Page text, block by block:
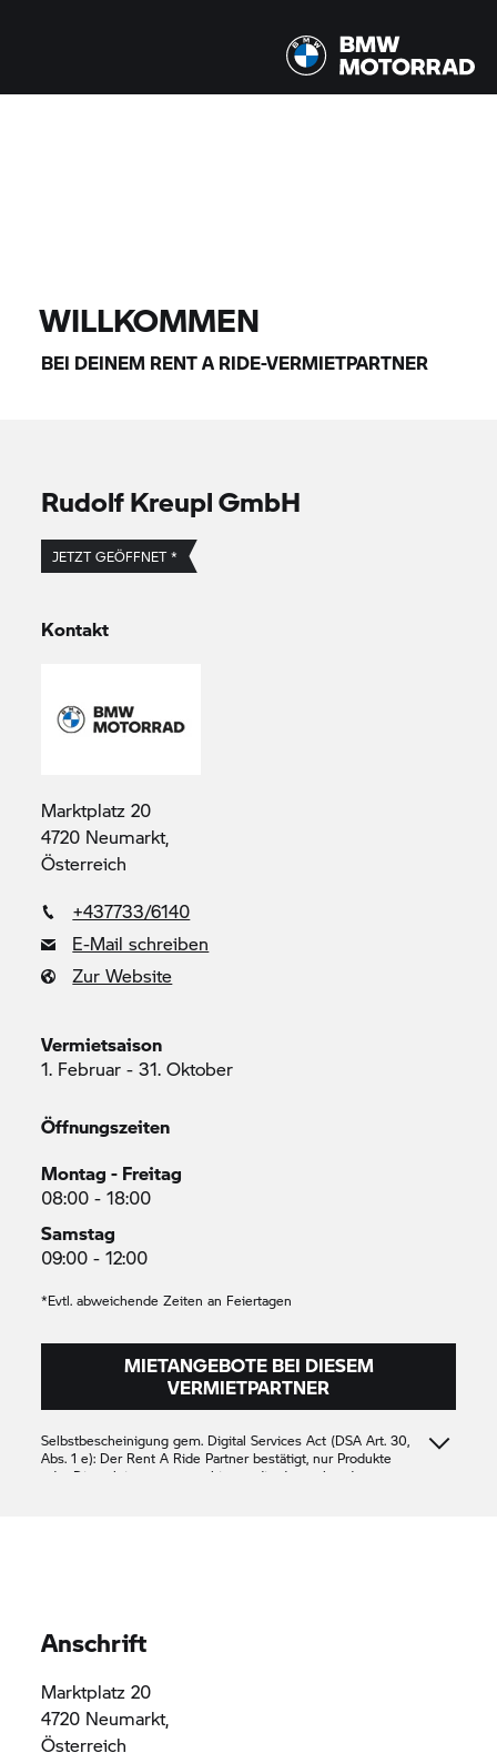
WILLKOMMEN
BEI DEINEM RENT A RIDE-VERMIETPARTNER
Rudolf Kreupl GmbH
JETZT GEÖFFNET *
Kontakt
Marktplatz 20
4720 Neumarkt,
Österreich
+437733/6140
E-Mail schreiben
Zur Website
Vermietsaison
1. Februar - 31. Oktober
Öffnungszeiten
Montag - Freitag
08:00 - 18:00
Samstag
09:00 - 12:00
*Evtl. abweichende Zeiten an Feiertagen
MIETANGEBOTE BEI DIESEM
VERMIETPARTNER
Selbstbescheinigung gem. Digital Services Act (DSA Art. 30,
Abs. 1 e): Der Rent A Ride Partner bestätigt, nur Produkte
oder Dienstleistungen anzubieten, die den geltenden
Anschrift
Marktplatz 20
4720 Neumarkt,
Österreich